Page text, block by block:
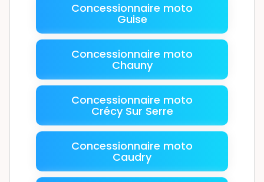
Concessionnaire moto
Guise
Concessionnaire moto
Chauny
Concessionnaire moto
Crécy Sur Serre
Concessionnaire moto
Caudry